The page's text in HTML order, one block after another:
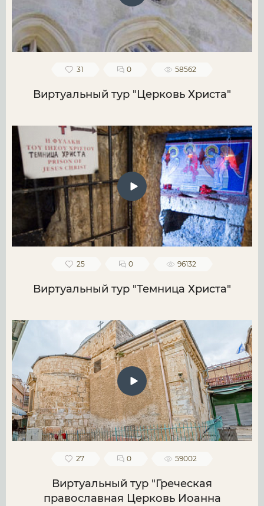
31 0 58562
Виртуальный тур "Церковь Христа"
25 0 96132
Виртуальный тур "Темница Христа"
27 0 59002
Виртуальный тур "Греческая
православная Церковь Иоанна